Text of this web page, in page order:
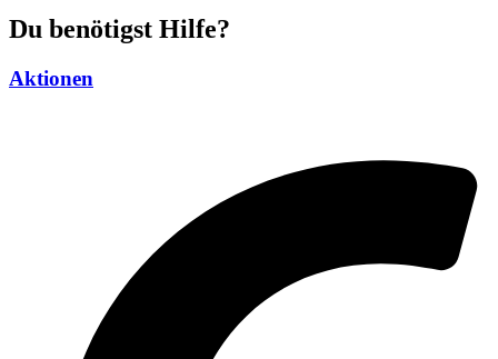
Du benötigst Hilfe?
Aktionen